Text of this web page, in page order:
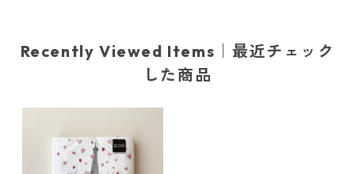
Recently Viewed Items｜最近チェック
した商品